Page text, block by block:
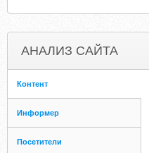
АНАЛИЗ САЙТА
Контент
Информер
Посетители